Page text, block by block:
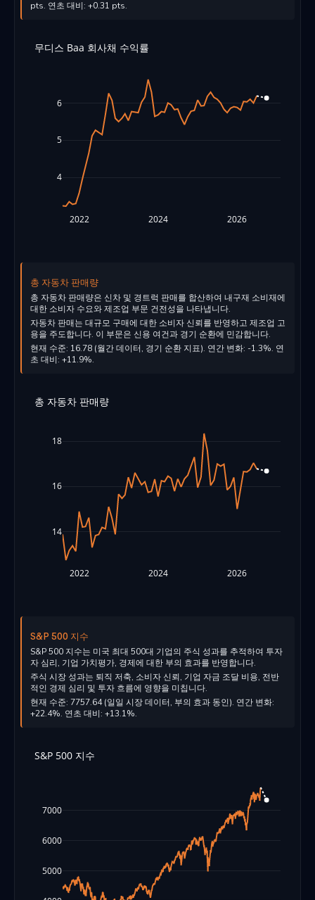
pts. 연초 대비: +0.31 pts.
2022 2024 2026
4
5
6
무디스 Baa 회사채 수익률
총 자동차 판매량
총 자동차 판매량은 신차 및 경트럭 판매를 합산하여 내구재 소비재에
대한 소비자 수요와 제조업 부문 건전성을 나타냅니다.
자동차 판매는 대규모 구매에 대한 소비자 신뢰를 반영하고 제조업 고
용을 주도합니다. 이 부문은 신용 여건과 경기 순환에 민감합니다.
현재 수준: 16.78 (월간 데이터, 경기 순환 지표). 연간 변화: -1.3%. 연
초 대비: +11.9%.
2022 2024 2026
14
16
18
총 자동차 판매량
S&P 500 지수
S&P 500 지수는 미국 최대 500대 기업의 주식 성과를 추적하여 투자
자 심리, 기업 가치평가, 경제에 대한 부의 효과를 반영합니다.
주식 시장 성과는 퇴직 저축, 소비자 신뢰, 기업 자금 조달 비용, 전반
적인 경제 심리 및 투자 흐름에 영향을 미칩니다.
현재 수준: 7757.64 (일일 시장 데이터, 부의 효과 동인). 연간 변화:
+22.4%. 연초 대비: +13.1%.
5000
6000
7000
S&P 500 지수